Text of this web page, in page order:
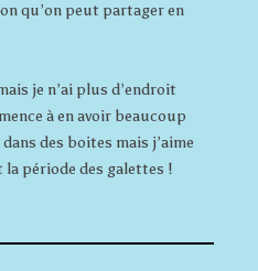
qu’on peut partager en
je n’ai plus d’endroit
à en avoir beaucoup
des boites mais j’aime
la période des galettes !